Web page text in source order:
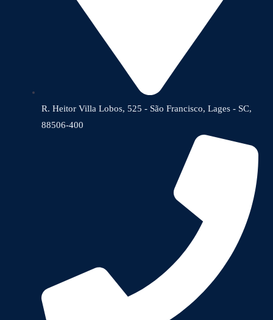
R. Heitor Villa Lobos, 525 - São Francisco, Lages - SC,
88506-400